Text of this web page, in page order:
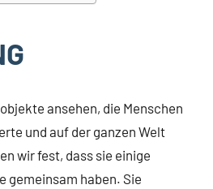
ansehen, die Menschen
und auf der ganzen Welt
wir fest, dass sie einige
gemeinsam haben. Sie